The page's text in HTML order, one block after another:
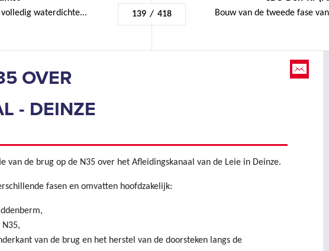
waterdichte... 139 / 418 Bouw van de tweede fase
OVER
- DEINZE
van de brug op de N35 over het Afleidingskanaal van de Leie in Deinze.
fasen en omvatten hoofdzakelijk:
van de brug en het herstel van de doorsteken langs de